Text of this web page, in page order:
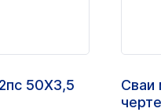
50Х3,5
Сваи